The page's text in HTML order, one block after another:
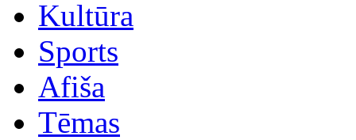
Kultūra
Sports
Afiša
Tēmas